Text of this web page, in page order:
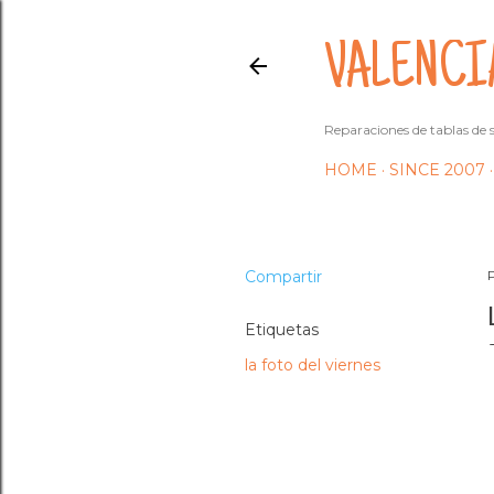
Reparaciones de tablas
HOME SINCE 2007
Compartir
Etiquetas
la foto del viernes